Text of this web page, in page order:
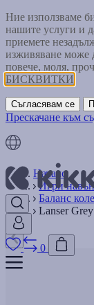
Ние използваме
нашите услуги и
приемете
изживяване може
повече, моля,
БИСКВИТКИ
Съгласявам се
Прескачане към
0
Начало
Игри навън
Баланс
Lanser Grey